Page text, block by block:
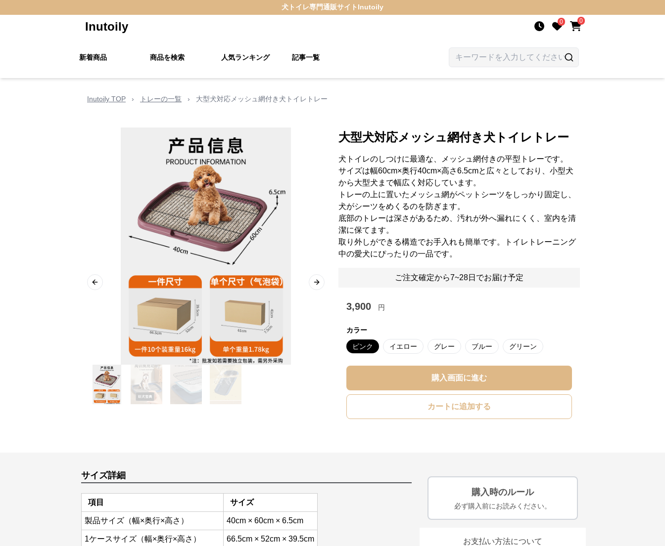
犬トイレ専門通販サイト Inutoily
Inutoily 0 0
新着商品 商品を検索 人気ランキング 記事一覧
Inutoily TOP › トレーの一覧 › 大型犬対応メッシュ網付き犬トイレトレー
Previous slide Next slide
大型犬対応メッシュ網付き犬トイレトレー
犬トイレのしつけに最適な、メッシュ網付きの平型トレーです。
サイズは幅60cm×奥行40cm×高さ6.5cmと広々としており、小型犬
から大型犬まで幅広く対応しています。
トレーの上に置いたメッシュ網がペットシーツをしっかり固定し、
犬がシーツをめくるのを防ぎます。
底部のトレーは深さがあるため、汚れが外へ漏れにくく、室内を清
潔に保てます。
取り外しができる構造でお手入れも簡単です。トイレトレーニング
中の愛犬にぴったりの一品です。
ご注文確定から7~28日でお届け予定
3,900 円
カラー
ピンク イエロー グレー ブルー グリーン
購入画面に進む
カートに追加する
サイズ詳細
項目 サイズ
製品サイズ（幅×奥行×高さ） 40cm × 60cm × 6.5cm
1ケースサイズ（幅×奥行×高さ） 66.5cm × 52cm × 39.5cm
購入時のルール
必ず購入前にお読みください。
お支払い方法について